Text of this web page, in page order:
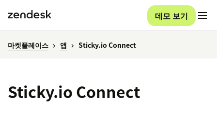
데모 보기
마켓플레이스 앱 Sticky.io Connect
Sticky.io Connect